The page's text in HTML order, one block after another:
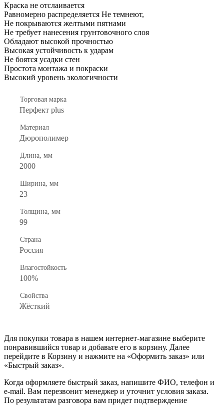
Краска не отслаивается
Равномерно распределяется Не темнеют,
Не покрываются желтыми пятнами
Не требует нанесения грунтовочного слоя
Обладают высокой прочностью
Высокая устойчивость к ударам
Не боятся усадки стен
Простота монтажа и покраски
Высокий уровень экологичности
Торговая марка
Перфект plus
Материал
Дюрополимер
Длина, мм
2000
Ширина, мм
23
Толщина, мм
99
Страна
Россия
Влагостойкость
100%
Свойства
Жёсткий
Для покупки товара в нашем интернет-магазине выберите
понравившийся товар и добавьте его в корзину. Далее
перейдите в Корзину и нажмите на «Оформить заказ» или
«Быстрый заказ».
Когда оформляете быстрый заказ, напишите ФИО, телефон и
e-mail. Вам перезвонит менеджер и уточнит условия заказа.
По результатам разговора вам придет подтверждение